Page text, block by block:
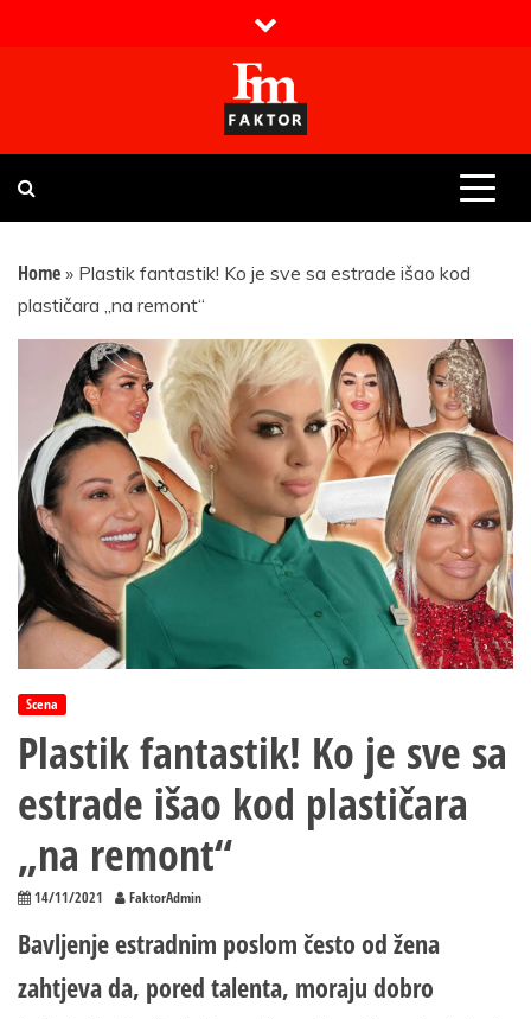
Faktor magazin
Uvijek presudan
Home » Plastik fantastik! Ko je sve sa estrade išao kod
plastičara „na remont“
Scena
Plastik fantastik! Ko je sve sa
estrade išao kod plastičara
„na remont“
14/11/2021 FaktorAdmin
Bavljenje estradnim poslom često od žena
zahtjeva da, pored talenta, moraju dobro